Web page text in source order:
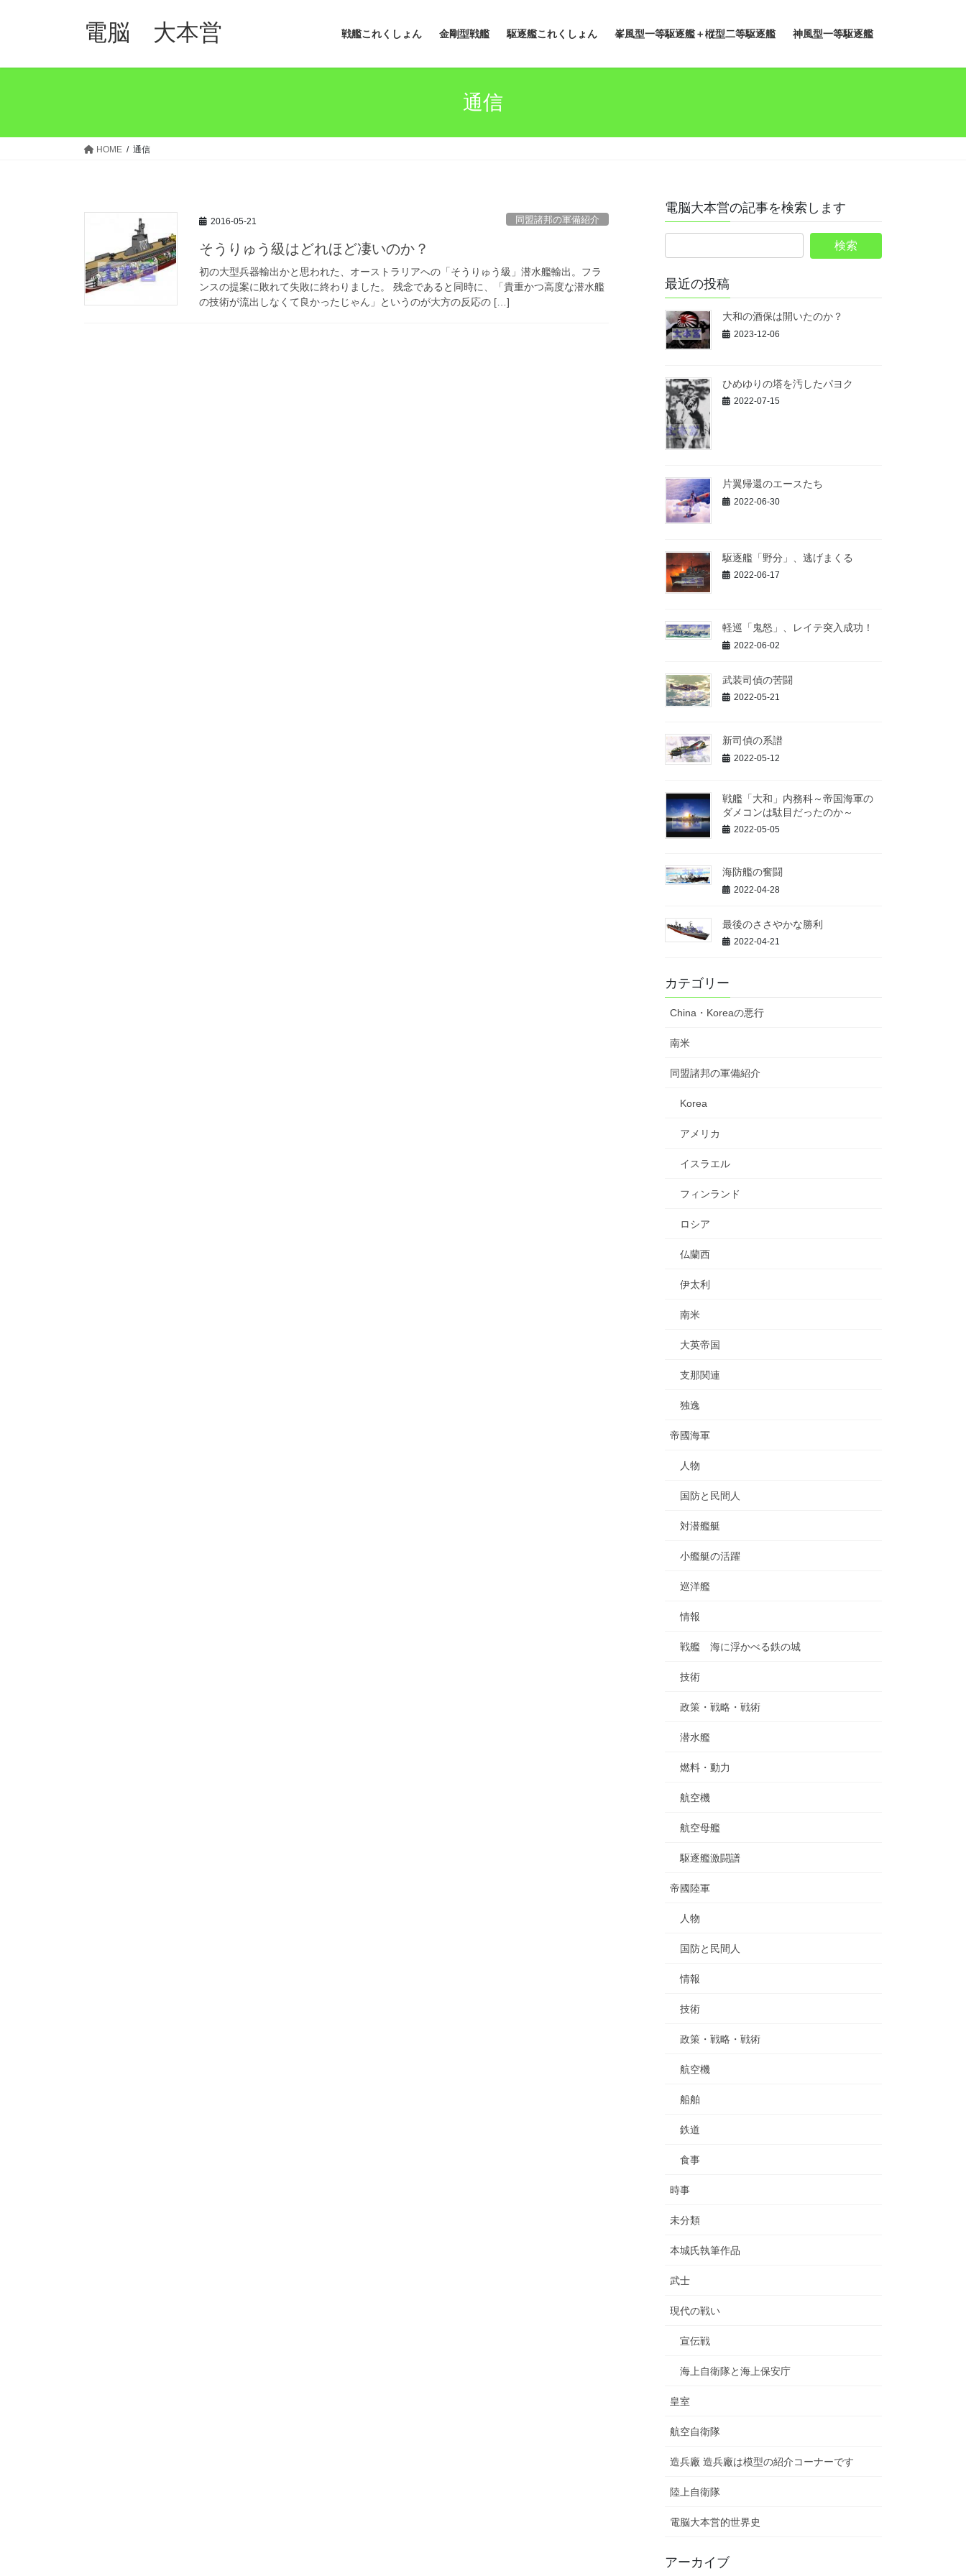
電脳 大本営 戦艦これくしょん 金剛型戦艦 駆逐艦これくしょん 峯風型一等駆逐艦＋樅型二等駆逐艦 神風型一等駆逐艦
通信
HOME 通信
2016-05-21 同盟諸邦の軍備紹介
そうりゅう級はどれほど凄いのか？
初の大型兵器輸出かと思われた、オーストラリアへの「そうりゅう級」潜水艦輸出。フラ
ンスの提案に敗れて失敗に終わりました。 残念であると同時に、「貴重かつ高度な潜水艦
の技術が流出しなくて良かったじゃん」というのが大方の反応の […]
電脳大本営の記事を検索します
最近の投稿
大和の酒保は開いたのか？
2023-12-06
ひめゆりの塔を汚したパヨク
2022-07-15
片翼帰還のエースたち
2022-06-30
駆逐艦「野分」、逃げまくる
2022-06-17
軽巡「鬼怒」、レイテ突入成功！
2022-06-02
武装司偵の苦闘
2022-05-21
新司偵の系譜
2022-05-12
戦艦「大和」内務科～帝国海軍の
ダメコンは駄目だったのか～
2022-05-05
海防艦の奮闘
2022-04-28
最後のささやかな勝利
2022-04-21
カテゴリー
China・Koreaの悪行
南米
同盟諸邦の軍備紹介
Korea
アメリカ
イスラエル
フィンランド
ロシア
仏蘭西
伊太利
南米
大英帝国
支那関連
独逸
帝國海軍
人物
国防と民間人
対潜艦艇
小艦艇の活躍
巡洋艦
情報
戦艦 海に浮かべる鉄の城
技術
政策・戦略・戦術
潜水艦
燃料・動力
航空機
航空母艦
駆逐艦激闘譜
帝國陸軍
人物
国防と民間人
情報
技術
政策・戦略・戦術
航空機
船舶
鉄道
食事
時事
未分類
本城氏執筆作品
武士
現代の戦い
宣伝戦
海上自衛隊と海上保安庁
皇室
航空自衛隊
造兵廠 造兵廠は模型の紹介コーナーです
陸上自衛隊
電脳大本営的世界史
アーカイブ